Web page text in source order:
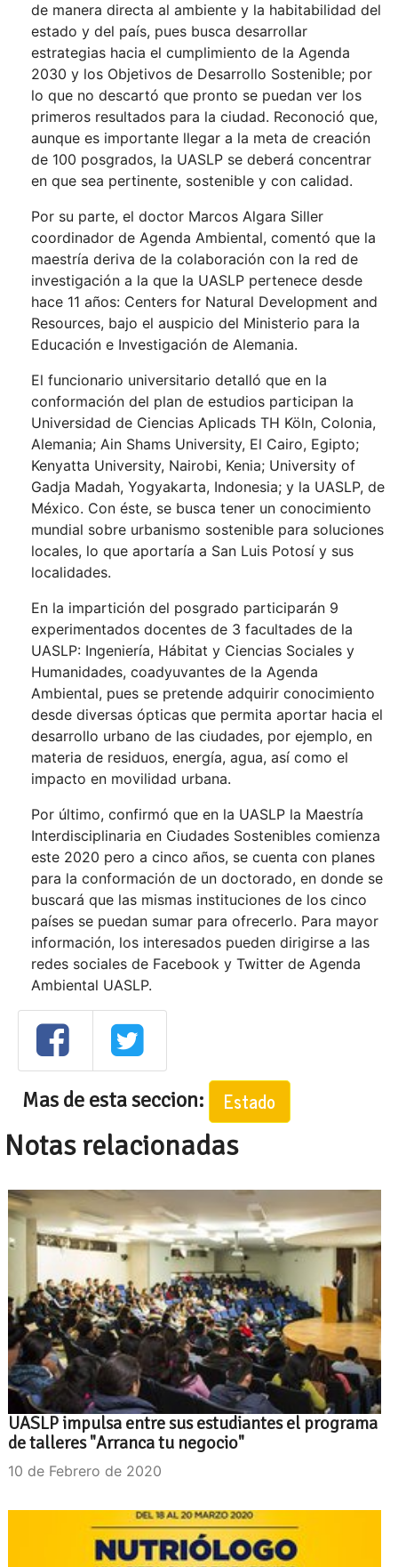
de manera directa al ambiente y la habitabilidad del
estado y del país, pues busca desarrollar
estrategias hacia el cumplimiento de la Agenda
2030 y los Objetivos de Desarrollo Sostenible; por
lo que no descartó que pronto se puedan ver los
primeros resultados para la ciudad. Reconoció que,
aunque es importante llegar a la meta de creación
de 100 posgrados, la UASLP se deberá concentrar
en que sea pertinente, sostenible y con calidad.
Por su parte, el doctor Marcos Algara Siller
coordinador de Agenda Ambiental, comentó que la
maestría deriva de la colaboración con la red de
investigación a la que la UASLP pertenece desde
hace 11 años: Centers for Natural Development and
Resources, bajo el auspicio del Ministerio para la
Educación e Investigación de Alemania.
El funcionario universitario detalló que en la
conformación del plan de estudios participan la
Universidad de Ciencias Aplicads TH Köln, Colonia,
Alemania; Ain Shams University, El Cairo, Egipto;
Kenyatta University, Nairobi, Kenia; University of
Gadja Madah, Yogyakarta, Indonesia; y la UASLP, de
México. Con éste, se busca tener un conocimiento
mundial sobre urbanismo sostenible para soluciones
locales, lo que aportaría a San Luis Potosí y sus
localidades.
En la impartición del posgrado participarán 9
experimentados docentes de 3 facultades de la
UASLP: Ingeniería, Hábitat y Ciencias Sociales y
Humanidades, coadyuvantes de la Agenda
Ambiental, pues se pretende adquirir conocimiento
desde diversas ópticas que permita aportar hacia el
desarrollo urbano de las ciudades, por ejemplo, en
materia de residuos, energía, agua, así como el
impacto en movilidad urbana.
Por último, confirmó que en la UASLP la Maestría
Interdisciplinaria en Ciudades Sostenibles comienza
este 2020 pero a cinco años, se cuenta con planes
para la conformación de un doctorado, en donde se
buscará que las mismas instituciones de los cinco
países se puedan sumar para ofrecerlo. Para mayor
información, los interesados pueden dirigirse a las
redes sociales de Facebook y Twitter de Agenda
Ambiental UASLP.
Mas de esta seccion: Estado
Notas relacionadas
UASLP impulsa entre sus estudiantes el programa
de talleres "Arranca tu negocio"
10 de Febrero de 2020